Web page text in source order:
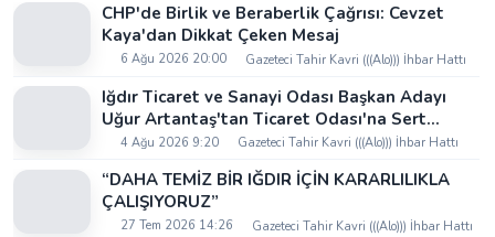
CHP'de Birlik ve Beraberlik Çağrısı: Cevzet
Kaya'dan Dikkat Çeken Mesaj
6 Ağu 2026 20:00 Gazeteci Tahir Kavri (((Alo))) İhbar Hattı
Iğdır Ticaret ve Sanayi Odası Başkan Adayı
Uğur Artantaş'tan Ticaret Odası'na Sert
Eleştiri: "Nakliyeci Sahipsiz Bırakılamaz"
4 Ağu 2026 9:20 Gazeteci Tahir Kavri (((Alo))) İhbar Hattı
“DAHA TEMİZ BİR IĞDIR İÇİN KARARLILIKLA
ÇALIŞIYORUZ”
27 Tem 2026 14:26 Gazeteci Tahir Kavri (((Alo))) İhbar Hattı